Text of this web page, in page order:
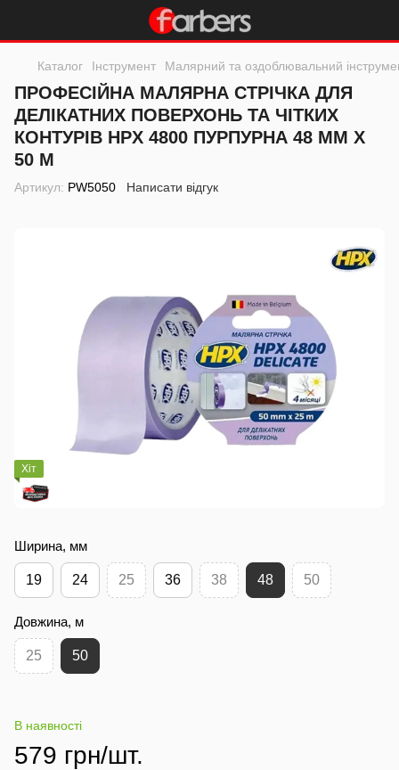
Каталог Інструмент Малярний та оздоблювальний
ПРОФЕСІЙНА МАЛЯРНА СТРІЧКА ДЛЯ
ДЕЛІКАТНИХ ПОВЕРХОНЬ ТА ЧІТКИХ
КОНТУРІВ HPX 4800 ПУРПУРНА 48 ММ Х
50 М
Артикул: PW5050 Написати відгук
Хіт
Ширина, мм
19 24 25 36 38 48 50
Довжина, м
25 50
В наявності
579 грн/шт.